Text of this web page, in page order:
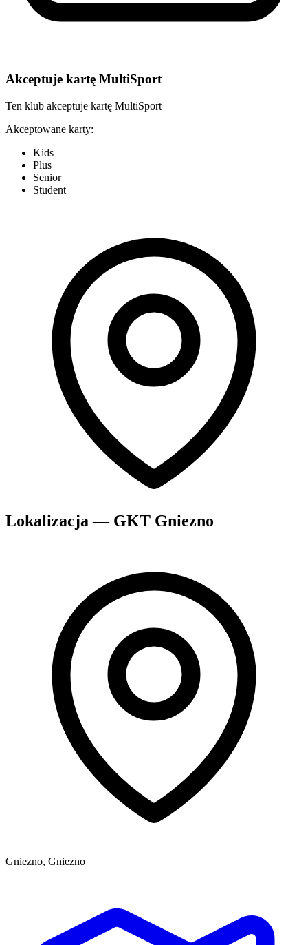
Akceptuje kartę MultiSport
Ten klub akceptuje kartę MultiSport
Akceptowane karty:
Kids
Plus
Senior
Student
Lokalizacja — GKT Gniezno
Gniezno, Gniezno